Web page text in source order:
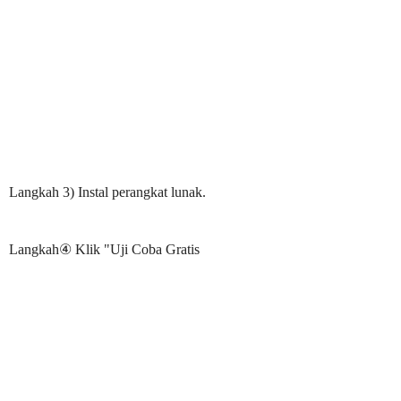
Langkah 3) Instal perangkat lunak.
Langkah④ Klik "Uji Coba Gratis